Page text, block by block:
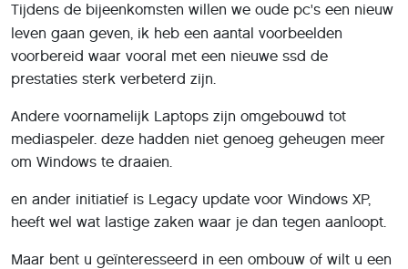
Tijdens de bijeenkomsten willen we oude pc's een nieuw
leven gaan geven, ik heb een aantal voorbeelden
voorbereid waar vooral met een nieuwe ssd de
prestaties sterk verbeterd zijn.
Andere voornamelijk Laptops zijn omgebouwd tot
mediaspeler. deze hadden niet genoeg geheugen meer
om Windows te draaien.
en ander initiatief is Legacy update voor Windows XP,
heeft wel wat lastige zaken waar je dan tegen aanloopt.
Maar bent u geïnteresseerd in een ombouw of wilt u een